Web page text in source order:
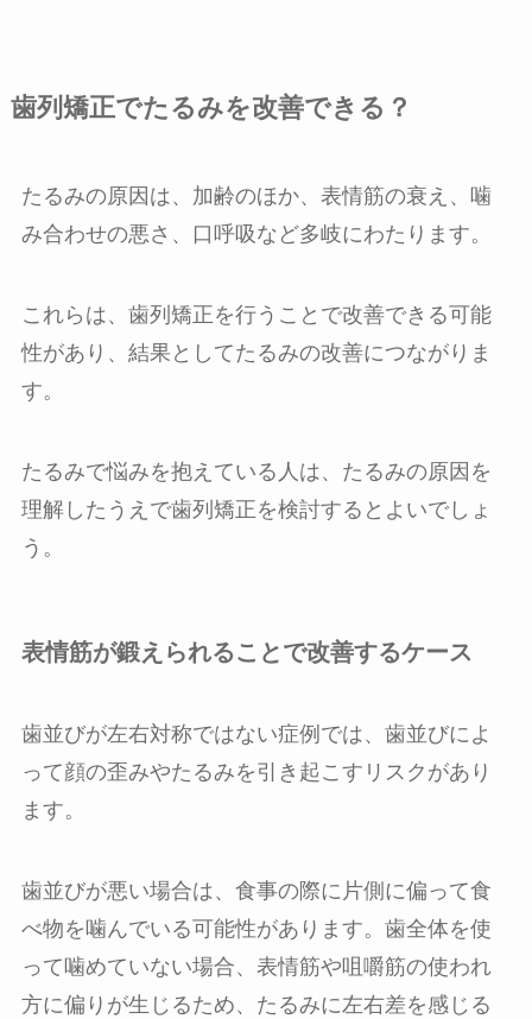
歯列矯正でたるみを改善できる？
たるみの原因は、加齢のほか、表情筋の衰え、噛
み合わせの悪さ、口呼吸など多岐にわたります。
これらは、歯列矯正を行うことで改善できる可能
性があり、結果としてたるみの改善につながりま
す。
たるみで悩みを抱えている人は、たるみの原因を
理解したうえで歯列矯正を検討するとよいでしょ
う。
表情筋が鍛えられることで改善するケース
歯並びが左右対称ではない症例では、歯並びによ
って顔の歪みやたるみを引き起こすリスクがあり
ます。
歯並びが悪い場合は、食事の際に片側に偏って食
べ物を噛んでいる可能性があります。歯全体を使
って噛めていない場合、表情筋や咀嚼筋の使われ
方に偏りが生じるため、たるみに左右差を感じる